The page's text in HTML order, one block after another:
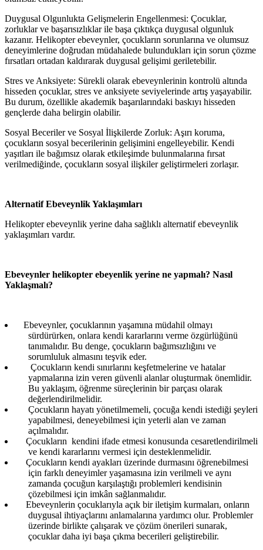
Duygusal Olgunlukta Gelişmelerin Engellenmesi: Çocuklar,
zorluklar ve başarısızlıklar ile başa çıktıkça duygusal olgunluk
kazanır. Helikopter ebeveynler, çocukların sorunlarına ve olumsuz
deneyimlerine doğrudan müdahalede bulundukları için sorun çözme
fırsatları ortadan kaldırarak duygusal gelişimi geriletebilir.
Stres ve Anksiyete: Sürekli olarak ebeveynlerinin kontrolü altında
hisseden çocuklar, stres ve anksiyete seviyelerinde artış yaşayabilir.
Bu durum, özellikle akademik başarılarındaki baskıyı hisseden
gençlerde daha belirgin olabilir.
Sosyal Beceriler ve Sosyal İlişkilerde Zorluk: Aşırı koruma,
çocukların sosyal becerilerinin gelişimini engelleyebilir. Kendi
yaşıtları ile bağımsız olarak etkileşimde bulunmalarına fırsat
verilmediğinde, çocukların sosyal ilişkiler geliştirmeleri zorlaşır.
Alternatif Ebeveynlik Yaklaşımları
Helikopter ebeveynlik yerine daha sağlıklı alternatif ebeveynlik
yaklaşımları vardır.
Ebeveynler helikopter ebeyenlik yerine ne yapmalı? Nasıl
Yaklaşmalı?
Ebeveynler, çocuklarının yaşamına müdahil olmayı
sürdürürken, onlara kendi kararlarını verme özgürlüğünü
tanımalıdır. Bu denge, çocukların bağımsızlığını ve
sorumluluk almasını teşvik eder.
Çocukların kendi sınırlarını keşfetmelerine ve hatalar
yapmalarına izin veren güvenli alanlar oluşturmak önemlidir.
Bu yaklaşım, öğrenme süreçlerinin bir parçası olarak
değerlendirilmelidir.
Çocukların hayatı yönetilmemeli, çocuğa kendi istediği şeyleri
yapabilmesi, deneyebilmesi için yeterli alan ve zaman
açılmalıdır.
Çocukların kendini ifade etmesi konusunda cesaretlendirilmeli
ve kendi kararlarını vermesi için desteklenmelidir.
Çocukların kendi ayakları üzerinde durmasını öğrenebilmesi
için farklı deneyimler yaşamasına izin verilmeli ve aynı
zamanda çocuğun karşılaştığı problemleri kendisinin
çözebilmesi için imkân sağlanmalıdır.
Ebeveynlerin çocuklarıyla açık bir iletişim kurmaları, onların
duygusal ihtiyaçlarını anlamalarına yardımcı olur. Problemler
üzerinde birlikte çalışarak ve çözüm önerileri sunarak,
çocuklar daha iyi başa çıkma becerileri geliştirebilir.